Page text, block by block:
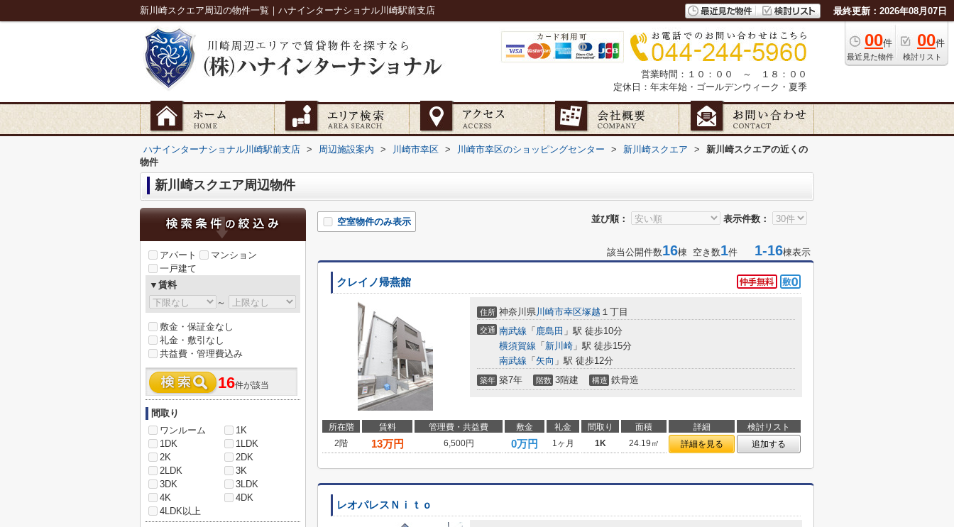
新川崎スクエア周辺の物件一覧｜ハナインターナショナル川崎駅前支店 最終更新：2026年08月07日
00件
最近見た物件
00件
検討リスト
営業時間：１０：００ ～ １８：００
定休日：年末年始・ゴールデンウィーク・夏季
ハナインターナショナル川崎駅前支店 > 周辺施設案内 > 川崎市幸区 > 川崎市幸区のショッピングセンター > 新川崎スクエア >
新川崎スクエアの近くの
物件
新川崎スクエア周辺物件
並び順： 表示件数：
空室物件のみ表示
該当公開件数16棟 空き数1件 1-16棟表示
クレイノ帰燕館
住所 神奈川県川崎市幸区塚越 １丁目
交通 南武線 「 鹿島田 」駅 徒歩10分
横須賀線 「 新川崎 」駅 徒歩15分
南武線 「 矢向 」駅 徒歩12分
築年 築7年 階数 3階建 構造 鉄骨造
所在階 賃料 管理費・共益費 敷金 礼金 間取り 面積 詳細
検討リスト
2階
13万円 6,500円 0万円 1ヶ月 1K 24.19㎡ 詳細を見る 追加する
レオパレスＮｉｔｏ
アパート
マンション
一戸建て
▼賃料
～
敷金・保証金なし
礼金・敷引なし
共益費・管理費込み
16件が該当
間取り
ワンルーム
1K
1DK
1LDK
2K
2DK
2LDK
3K
3DK
3LDK
4K
4DK
4LDK以上